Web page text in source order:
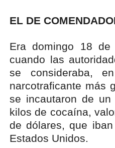
EL DE
Era domingo 18
cuando las
se consideraba,
narcotraficante más
se incautaron de
kilos de cocaína,
de dólares, que
Estados Unidos.